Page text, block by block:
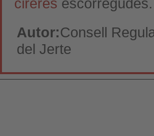
Autor:Consell
del Jerte